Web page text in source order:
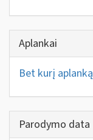
Aplankai
Bet kurį aplanką
Parodymo data